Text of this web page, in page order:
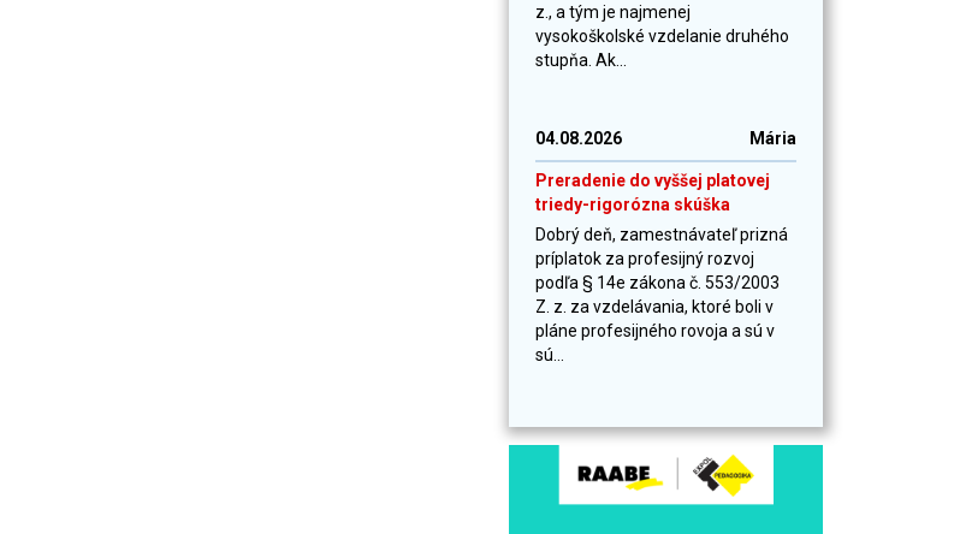
z., a tým je najmenej
vysokoškolské vzdelanie druhého
stupňa. Ak...
04.08.2026 Mária
Preradenie do vyššej platovej
triedy-rigorózna skúška
Dobrý deň, zamestnávateľ prizná
príplatok za profesijný rozvoj
podľa § 14e zákona č. 553/2003
Z. z. za vzdelávania, ktoré boli v
pláne profesijného rovoja a sú v
sú...